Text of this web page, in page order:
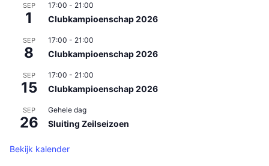
SEP
1
17:00 - 21:00
Clubkampioenschap 2026
SEP
8
17:00 - 21:00
Clubkampioenschap 2026
SEP
15
17:00 - 21:00
Clubkampioenschap 2026
SEP
26
Gehele dag
Sluiting Zeilseizoen
Bekijk kalender